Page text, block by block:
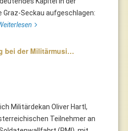
Graz-Seckau aufgeschlagen:
bei der Militärmusi…
Militärdekan Oliver Hartl,
Teilnehmer an